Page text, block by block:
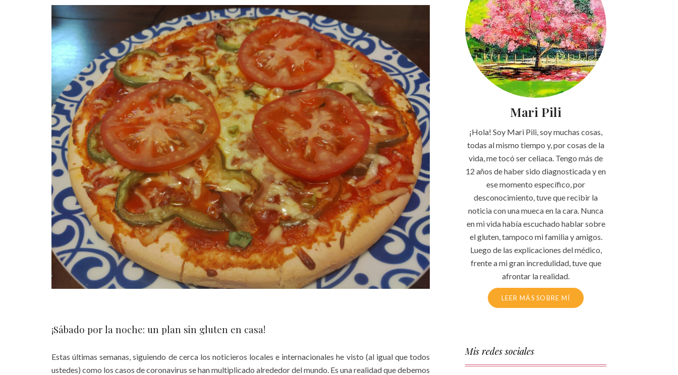
¡Sábado por la noche: un plan sin gluten en casa!
Estas últimas semanas, siguiendo de cerca los noticieros locales e internacionales he visto (al igual que todos
ustedes) como los casos de coronavirus se han multiplicado alrededor del mundo. Es una realidad que debemos
Mari Pili
¡Hola! Soy Mari Pili, soy muchas cosas,
todas al mismo tiempo y, por cosas de la
vida, me tocó ser celiaca. Tengo más de
12 años de haber sido diagnosticada y en
ese momento específico, por
desconocimiento, tuve que recibir la
noticia con una mueca en la cara. Nunca
en mi vida había escuchado hablar sobre
el gluten, tampoco mi familia y amigos.
Luego de las explicaciones del médico,
frente a mi gran incredulidad, tuve que
afrontar la realidad.
LEER MÁS SOBRE MÍ
Mis redes sociales